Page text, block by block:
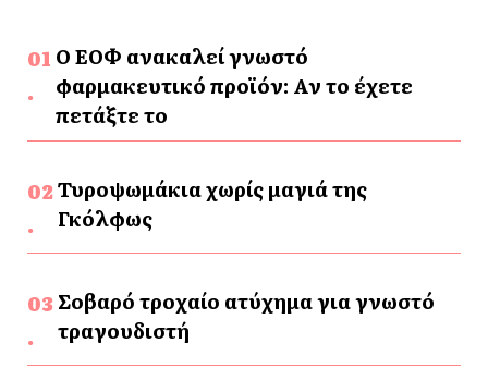
Ο ΕΟΦ ανακαλεί γνωστό
φαρμακευτικό προϊόν: Αν το έχετε
πετάξτε το
Τυροψωμάκια χωρίς μαγιά της
Γκόλφως
Σοβαρό τροχαίο ατύχημα για γνωστό
τραγουδιστή